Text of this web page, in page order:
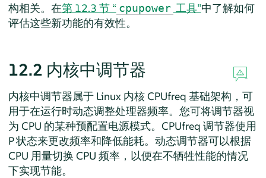
构相关。在第 12.3 节 “ cpupower 工具”中了解如何
评估这些新功能的有效性。
12.2 内核中调节器
内核中调节器属于 Linux 内核 CPUfreq 基础架构，可
用于在运行时动态调整处理器频率。您可将调节器视
为 CPU 的某种预配置电源模式。CPUfreq 调节器使用
P 状态来更改频率和降低能耗。动态调节器可以根据
CPU 用量切换 CPU 频率，以便在不牺牲性能的情况
下实现节能。